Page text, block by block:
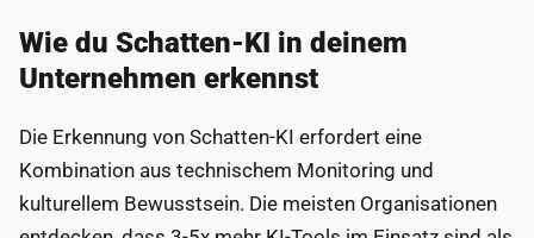
Wie du Schatten-KI in deinem
Unternehmen erkennst
Die Erkennung von Schatten-KI erfordert eine
Kombination aus technischem Monitoring und
kulturellem Bewusstsein. Die meisten Organisationen